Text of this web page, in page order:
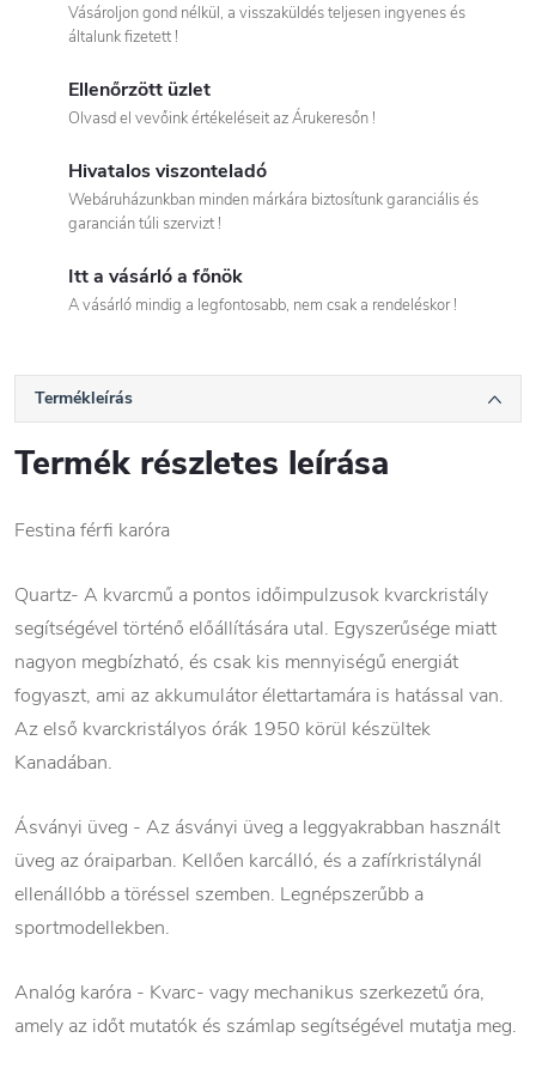
Vásároljon gond nélkül, a visszaküldés teljesen ingyenes és
általunk fizetett !
Ellenőrzött üzlet
Olvasd el vevőink értékeléseit az Árukeresőn !
Hivatalos viszonteladó
Webáruházunkban minden márkára biztosítunk garanciális és
garancián túli szervizt !
Itt a vásárló a főnök
A vásárló mindig a legfontosabb, nem csak a rendeléskor !
Termékleírás
Termék részletes leírása
Festina férfi karóra
Quartz- A kvarcmű a pontos időimpulzusok kvarckristály
segítségével történő előállítására utal. Egyszerűsége miatt
nagyon megbízható, és csak kis mennyiségű energiát
fogyaszt, ami az akkumulátor élettartamára is hatással van.
Az első kvarckristályos órák 1950 körül készültek
Kanadában.
Ásványi üveg - Az ásványi üveg a leggyakrabban használt
üveg az óraiparban. Kellően karcálló, és a zafírkristálynál
ellenállóbb a töréssel szemben. Legnépszerűbb a
sportmodellekben.
Analóg karóra - Kvarc- vagy mechanikus szerkezetű óra,
amely az időt mutatók és számlap segítségével mutatja meg.